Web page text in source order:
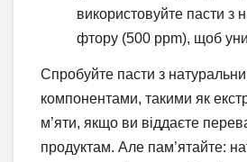
використовуйте пасти з
фтору (500 ppm), щоб
Спробуйте пасти з
компонентами, такими як
м’яти, якщо ви віддаєте
продуктам. Але пам’ятайте: